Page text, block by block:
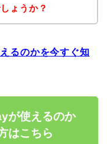
ょうか？
るのかを今すぐ知
が使えるのか
はこちら